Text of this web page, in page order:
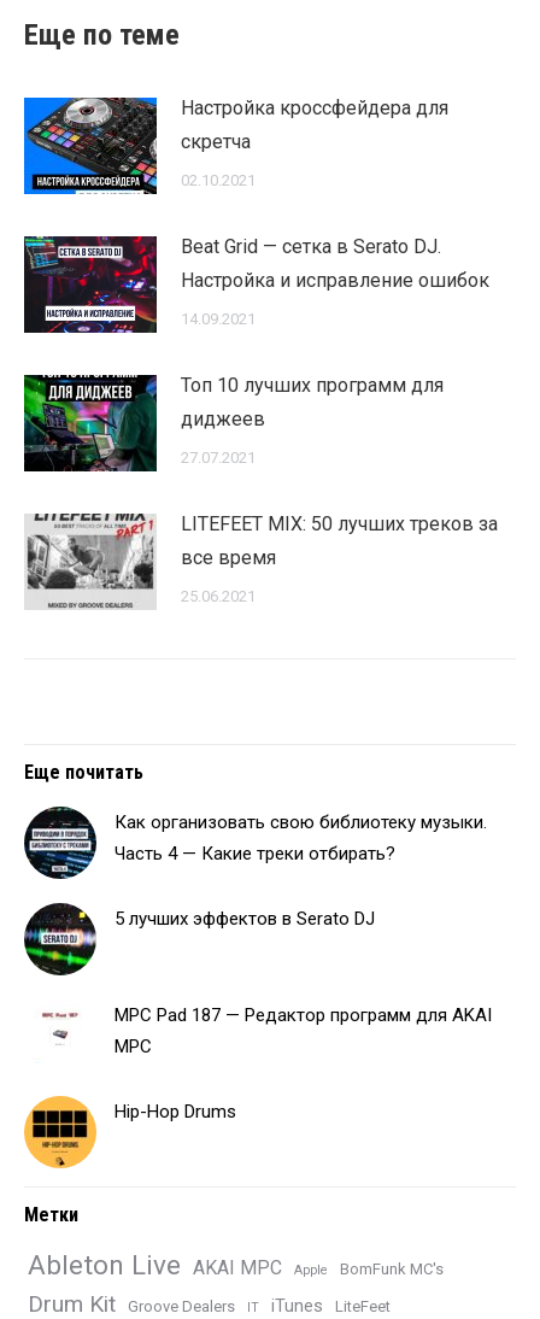
Еще по теме
Настройка кроссфейдера для
скретча
02.10.2021
Beat Grid — сетка в Serato DJ.
Настройка и исправление ошибок
14.09.2021
Топ 10 лучших программ для
диджеев
27.07.2021
LITEFEET MIX: 50 лучших треков за
все время
25.06.2021
Еще почитать
Как организовать свою библиотеку музыки.
Часть 4 — Какие треки отбирать?
5 лучших эффектов в Serato DJ
MPC Pad 187 — Редактор программ для AKAI
MPC
Hip-Hop Drums
Метки
Ableton Live AKAI MPC Apple BomFunk MC's
Drum Kit Groove Dealers IT iTunes LiteFeet